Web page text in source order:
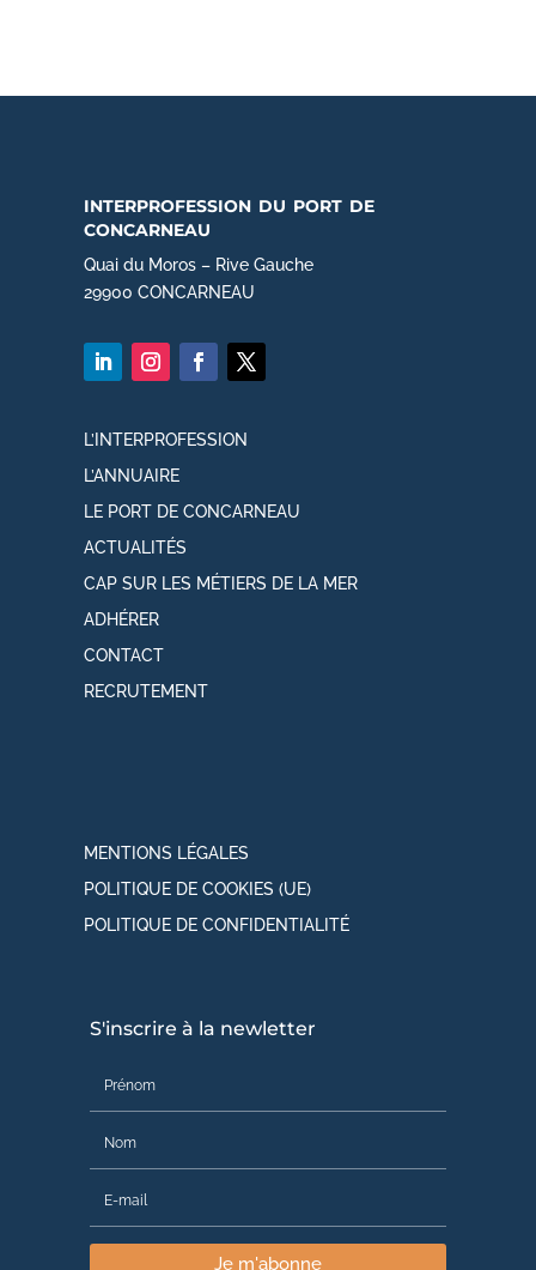
interprofession du port de
concarneau
Quai du Moros – Rive Gauche
29900 CONCARNEAU
L’INTERPROFESSION
L’ANNUAIRE
LE PORT DE CONCARNEAU
ACTUALITÉS
CAP SUR LES MÉTIERS DE LA MER
ADHÉRER
CONTACT
RECRUTEMENT
MENTIONS LÉGALES
POLITIQUE DE COOKIES (UE)
POLITIQUE DE CONFIDENTIALITÉ
S'inscrire à la newletter
Je m'abonne